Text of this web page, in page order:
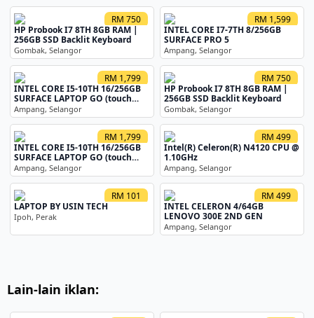
RM 750
HP Probook I7 8TH 8GB RAM |
256GB SSD Backlit Keyboard
Gombak, Selangor
RM 1,599
INTEL CORE I7-7TH 8/256GB
SURFACE PRO 5
Ampang, Selangor
RM 1,799
INTEL CORE I5-10TH 16/256GB
SURFACE LAPTOP GO (touch
screen)
Ampang, Selangor
RM 750
HP Probook I7 8TH 8GB RAM |
256GB SSD Backlit Keyboard
Gombak, Selangor
RM 1,799
INTEL CORE I5-10TH 16/256GB
SURFACE LAPTOP GO (touch
screen)
Ampang, Selangor
RM 499
Intel(R) Celeron(R) N4120 CPU @
1.10GHz
Ampang, Selangor
RM 101
LAPTOP BY USIN TECH
Ipoh, Perak
RM 499
INTEL CELERON 4/64GB
LENOVO 300E 2ND GEN
Ampang, Selangor
Lain-lain iklan: